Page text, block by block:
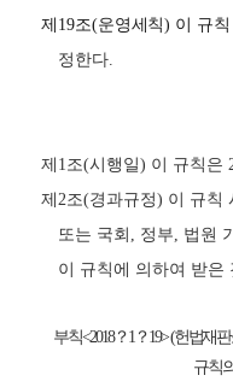
제 19조(운영세칙) 이 규
정한다.
제 1조(시행일) 이 규칙은
제2조(경과규정) 이 규칙
또는 국회 , 정부, 법원
이 규칙에 의하여 받은
부칙<2018？1？19>(헌법재판
규칙